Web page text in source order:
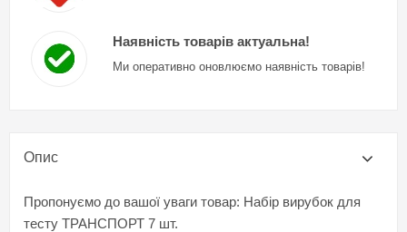
Наявність товарів актуальна!
Ми оперативно оновлюємо наявність товарів!
Опис
Пропонуємо до вашої уваги товар: Набір вирубок для
тесту ТРАНСПОРТ 7 шт.